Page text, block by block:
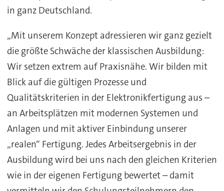
in ganz Deutschland.
„Mit unserem Konzept adressieren wir ganz gezielt
die größte Schwäche der klassischen Ausbildung:
Wir setzen extrem auf Praxisnähe. Wir bilden mit
Blick auf die gültigen Prozesse und
Qualitätskriterien in der Elektronikfertigung aus –
an Arbeitsplätzen mit modernen Systemen und
Anlagen und mit aktiver Einbindung unserer
„realen“ Fertigung. Jedes Arbeitsergebnis in der
Ausbildung wird bei uns nach den gleichen Kriterien
wie in der eigenen Fertigung bewertet – damit